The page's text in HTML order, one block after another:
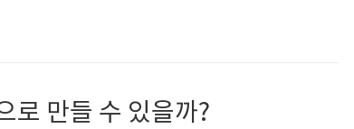
JEUS_HOME/lib/application 등)로 옮겨보며 테스
만들 수 있을까?